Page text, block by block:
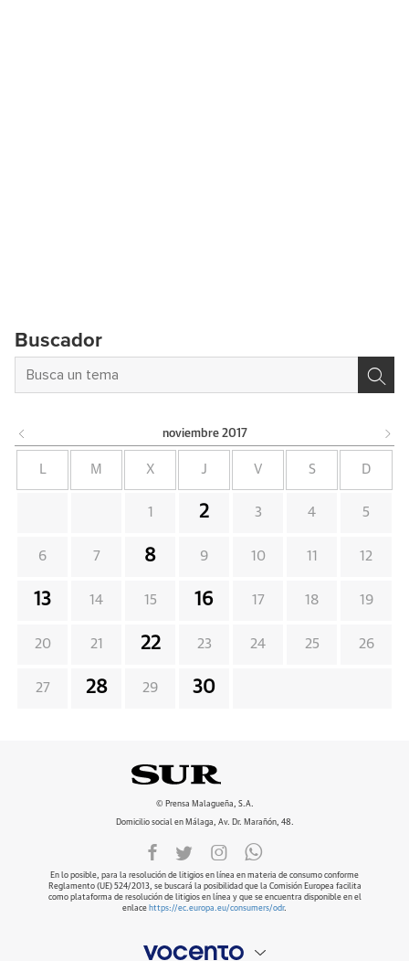
Buscador
noviembre 2017
L M X J V S D
1 2 3 4 5
6 7 8 9 10 11 12
13 14 15 16 17 18 19
20 21 22 23 24 25 26
27 28 29 30
© Prensa Malagueña, S.A.
Domicilio social en Málaga, Av. Dr. Marañón, 48.
En lo posible, para la resolución de litigios en línea en materia de consumo conforme
Reglamento (UE) 524/2013, se buscará la posibilidad que la Comisión Europea facilita
como plataforma de resolución de litigios en línea y que se encuentra disponible en el
enlace https://ec.europa.eu/consumers/odr.